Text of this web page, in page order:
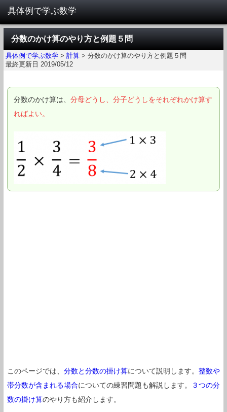
分数のかけ算のやり方と例題５問
具体例で学ぶ数学 > 計算 > 分数のかけ算のやり方と例題５問
最終更新日 2019/05/12
分数のかけ算は、 分母どうし、分子どうしをそれぞれかけ算す
ればよい。
このページでは、 分数と分数の掛け算について説明します。 整数や
帯分数が含まれる場合についての練習問題も解説します。
３つの分
数の掛け算のやり方も紹介します。